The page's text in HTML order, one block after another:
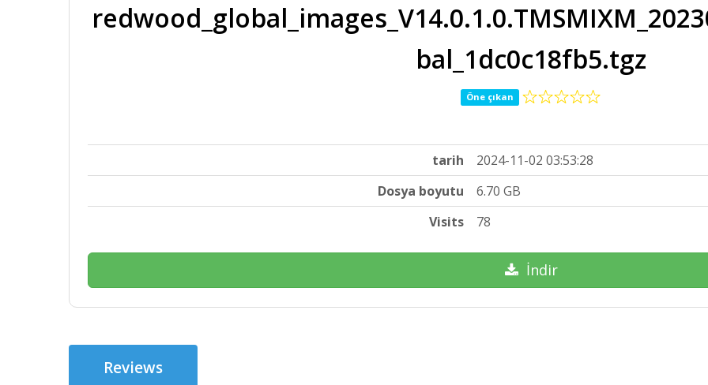
bal_1dc0c18fb5.tgz
Öne çıkan
tarih
2024-11-02 03:53:28
Dosya boyutu
6.70 GB
Visits
78
İndir
Reviews